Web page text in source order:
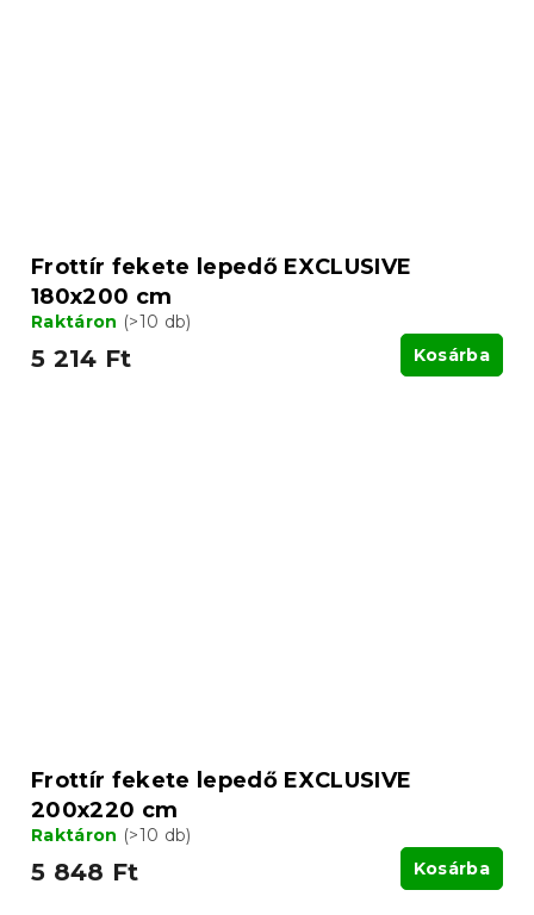
Frottír fekete lepedő EXCLUSIVE
180x200 cm
Raktáron (>10 db)
5 214 Ft Kosárba
Frottír fekete lepedő EXCLUSIVE
200x220 cm
Raktáron (>10 db)
5 848 Ft Kosárba